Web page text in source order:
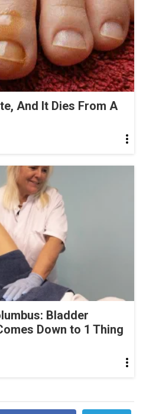
And It Dies From A
Bladder
Down to 1 Thing